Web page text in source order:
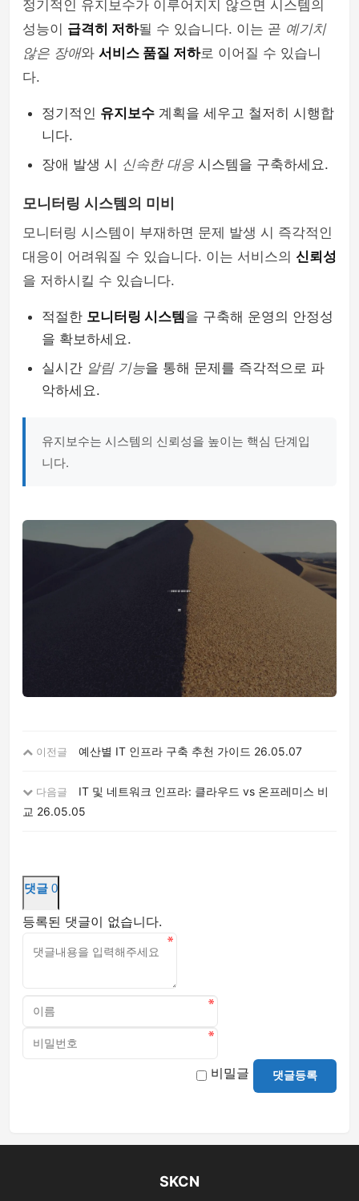
정기적인 유지보수가 이루어지지 않으면 시스템의
성능이 급격히 저하될 수 있습니다. 이는 곧 예기치
않은 장애와 서비스 품질 저하로 이어질 수 있습니
다.
정기적인 유지보수 계획을 세우고 철저히 시행합
니다.
장애 발생 시 신속한 대응 시스템을 구축하세요.
모니터링 시스템의 미비
모니터링 시스템이 부재하면 문제 발생 시 즉각적인
대응이 어려워질 수 있습니다. 이는 서비스의 신뢰성
을 저하시킬 수 있습니다.
적절한 모니터링 시스템 을 구축해 운영의 안정성
을 확보하세요.
실시간 알림 기능을 통해 문제를 즉각적으로 파
악하세요.
유지보수는 시스템의 신뢰성을 높이는 핵심 단계입
니다.
이전글 예산별 IT 인프라 구축 추천 가이드 26.05.07
다음글
IT 및 네트워크 인프라: 클라우드 vs 온프레미스 비
교 26.05.05
댓글 0
등록된 댓글이 없습니다.
비밀글 댓글등록
SKCN